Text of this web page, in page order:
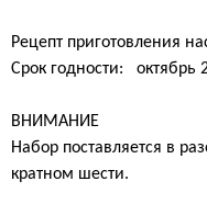
Рецепт приготовления
Срок годности: октябрь
ВНИМАНИЕ
Набор поставляется в
кратном шести.